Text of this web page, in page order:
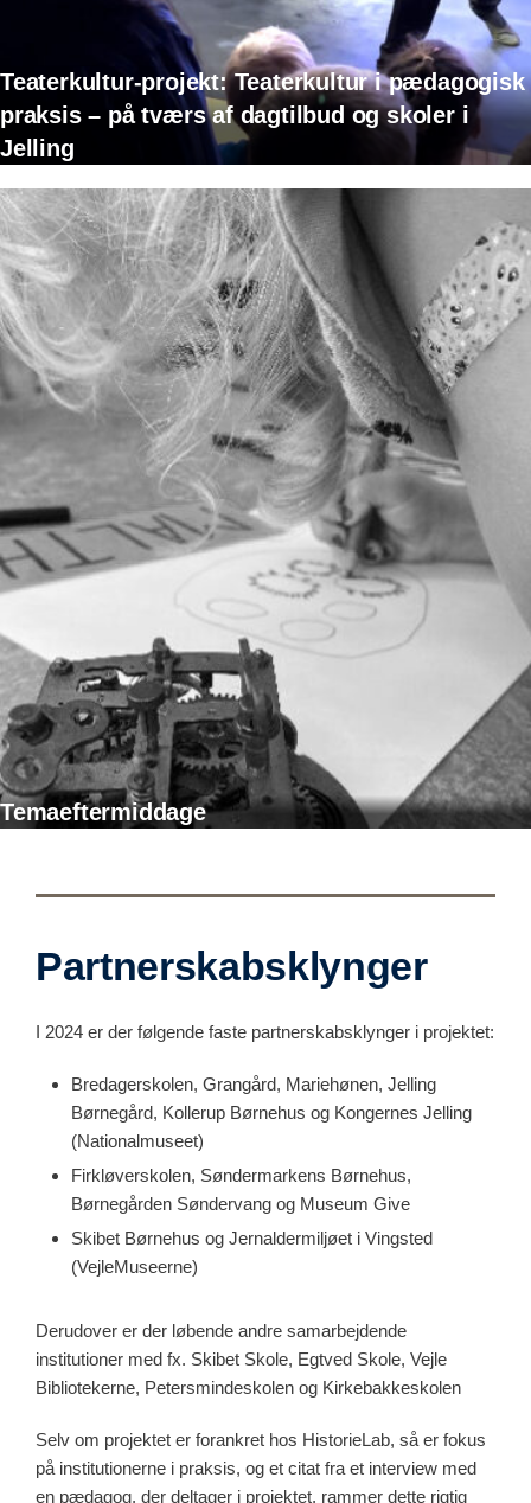
Teaterkultur-projekt: Teaterkultur i pædagogisk
praksis – på tværs af dagtilbud og skoler i
Jelling
Temaeftermiddage
Partnerskabsklynger
I 2024 er der følgende faste partnerskabsklynger i projektet:
Bredagerskolen, Grangård, Mariehønen, Jelling
Børnegård, Kollerup Børnehus og Kongernes Jelling
(Nationalmuseet)
Firkløverskolen, Søndermarkens Børnehus,
Børnegården Søndervang og Museum Give
Skibet Børnehus og Jernaldermiljøet i Vingsted
(VejleMuseerne)
Derudover er der løbende andre samarbejdende
institutioner med fx. Skibet Skole, Egtved Skole, Vejle
Bibliotekerne, Petersmindeskolen og Kirkebakkeskolen
Selv om projektet er forankret hos HistorieLab, så er fokus
på institutionerne i praksis, og et citat fra et interview med
en pædagog, der deltager i projektet, rammer dette rigtig